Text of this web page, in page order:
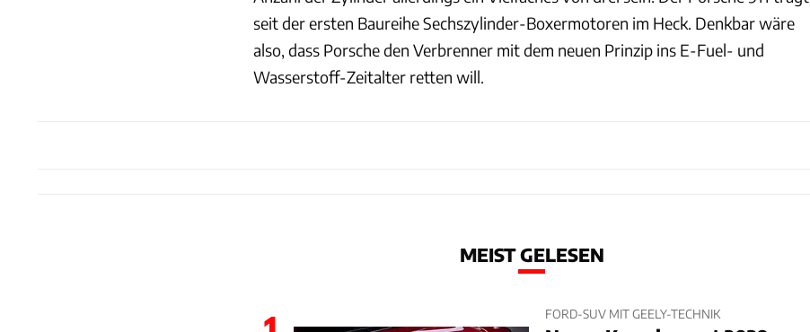
seit der ersten Baureihe Sechszylinder-Boxermotoren im Heck. Denkbar wäre
also, dass Porsche den Verbrenner mit dem neuen Prinzip ins E-Fuel- und
Wasserstoff-Zeitalter retten will.
MEIST GELESEN
FORD-SUV MIT GEELY-TECHNIK